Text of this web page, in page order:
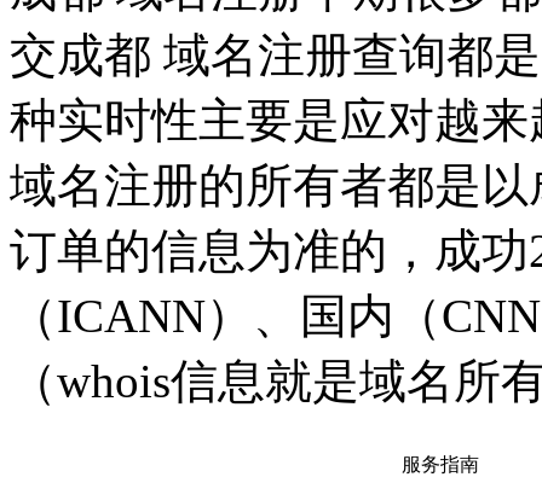
交成都 域名注册查询都
种实时性主要是应对越
域名注册的所有者都是
订单的信息为准的，成
（ICANN）、国内（
（whois信息就是域名所
服务指南